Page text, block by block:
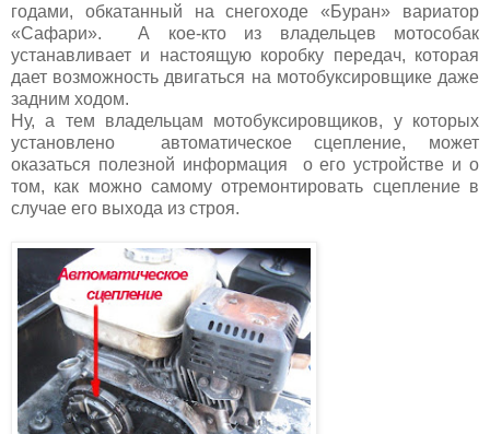
годами, обкатанный на снегоходе «Буран» вариатор
«Сафари». А кое-кто из владельцев мотособак
устанавливает и настоящую коробку передач, которая
дает возможность двигаться на мотобуксировщике даже
задним ходом.
Ну, а тем владельцам мотобуксировщиков, у которых
установлено автоматическое сцепление, может
оказаться полезной информация о его устройстве и о
том, как можно самому отремонтировать сцепление в
случае его выхода из строя.